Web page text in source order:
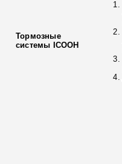
Тормозные
системы ICOOH